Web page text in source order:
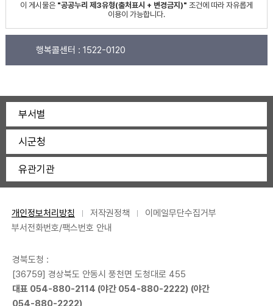
이 게시물은 "공공누리 제3유형(출처표시 + 변경금지)" 조건에 따라 자유롭게
이용이 가능합니다.
행복콜센터 : 1522-0120
부서별
시군청
유관기관
개인정보처리방침 저작권정책
이메일무단수집거부
부서전화번호/팩스번호 안내
경북도청 :
[36759] 경상북도 안동시 풍천면 도청대로 455
대표 054-880-2114 (야간 054-880-2222) (야간
054-880-2222)